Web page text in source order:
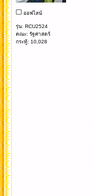
ออฟไลน์
รุ่น: RCU2524
คณะ: รัฐศาสตร์
กระทู้: 10,028